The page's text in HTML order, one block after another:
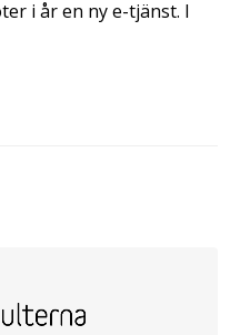
i år en ny e-tjänst. I